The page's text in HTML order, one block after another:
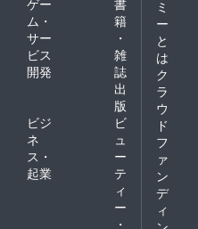
ゲー
ム・
サー
ビス
開発
書
籍
・
雑
誌
出
版
ビジ
ネ
ス・
起業
ビ
ュ
ー
テ
ィ
ー
・
ミ
ー
と
は
ク
ラ
ウ
ド
フ
ァ
ン
デ
ィ